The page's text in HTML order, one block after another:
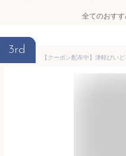
全てのおす
3rd